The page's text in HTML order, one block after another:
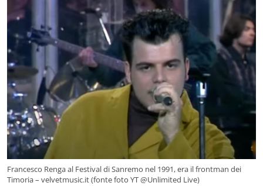
Francesco Renga al Festival di Sanremo nel 1991, era il frontman dei
Timoria – velvetmusic.it (fonte foto YT @Unlimited Live)